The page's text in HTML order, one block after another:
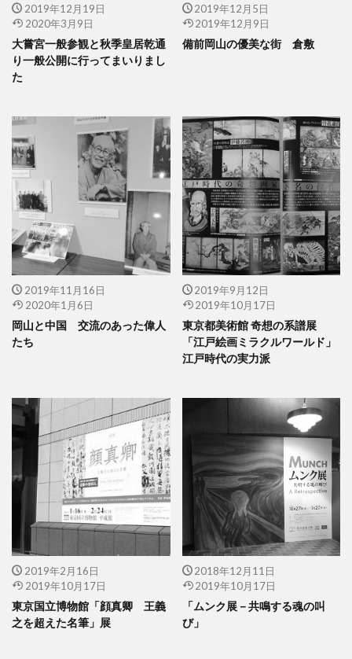
2019年12月19日
2020年3月9日
大嘗宮一般参観と秋季皇居乾通
り一般公開に行ってまいりまし
た
2019年12月5日
2019年12月9日
備前岡山の優美な街 倉敷
2019年11月16日
2020年1月6日
岡山と中国 交流のあった偉人
たち
2019年9月12日
2019年10月17日
東京都美術館 奇想の系譜展
「江戸絵画ミラクルワールド」
江戸時代の実力派
2019年2月16日
2019年10月17日
東京国立博物館「顔真卿 王義
之を超えた名筆」展
2018年12月11日
2019年10月17日
「ムンク展－共鳴する魂の叫
び」